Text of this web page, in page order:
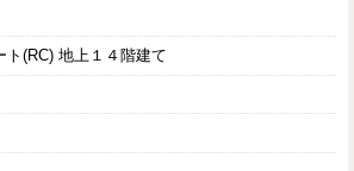
ト(RC) 地上１４階建て